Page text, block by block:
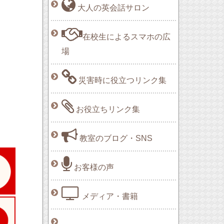
大人の英会話サロン
在校生によるスマホの広
場
災害時に役立つリンク集
お役立ちリンク集
教室のブログ・SNS
お客様の声
メディア・書籍